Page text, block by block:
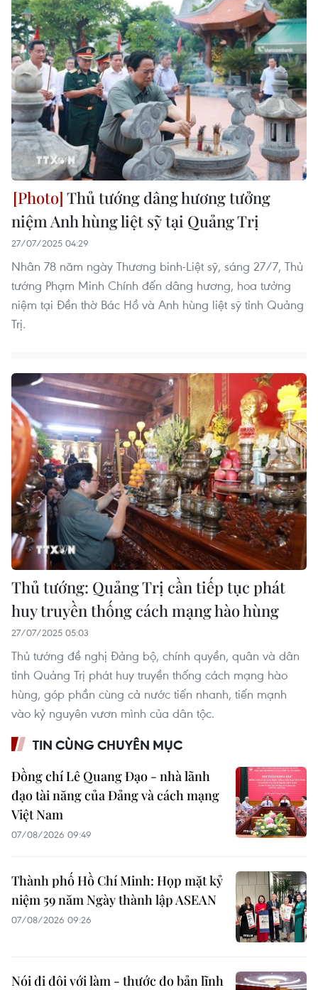
Thủ tướng dâng hương tưởng
niệm Anh hùng liệt sỹ tại Quảng Trị
27/07/2025 04:29
Nhân 78 năm ngày Thương binh-Liệt sỹ, sáng 27/7, Thủ
tướng Phạm Minh Chính đến dâng hương, hoa tưởng
niệm tại Đền thờ Bác Hồ và Anh hùng liệt sỹ tỉnh Quảng
Trị.
Thủ tướng: Quảng Trị cần tiếp tục phát
huy truyền thống cách mạng hào hùng
27/07/2025 05:03
Thủ tướng đề nghị Đảng bộ, chính quyền, quân và dân
tỉnh Quảng Trị phát huy truyền thống cách mạng hào
hùng, góp phần cùng cả nước tiến nhanh, tiến mạnh
vào kỷ nguyên vươn mình của dân tộc.
TIN CÙNG CHUYÊN MỤC
Đồng chí Lê Quang Đạo - nhà lãnh
đạo tài năng của Đảng và cách mạng
Việt Nam
07/08/2026 09:49
Thành phố Hồ Chí Minh: Họp mặt kỷ
niệm 59 năm Ngày thành lập ASEAN
07/08/2026 09:26
Nói đi đôi với làm - thước đo bản lĩnh